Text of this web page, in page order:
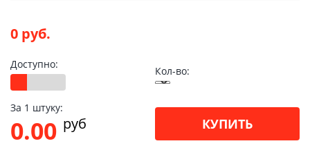
0 руб.
Доступно:
Кол-во:
За 1 штуку:
0.00 pуб КУПИТЬ